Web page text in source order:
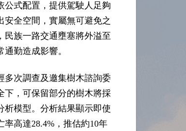
公式配置，提供駕駛人足夠
安全空間，實屬無可避免之
民族一路交通壅塞將外溢至
勤造成影響。
多次調查及邀集樹木諮詢委
下，可保留部分的樹木將採
析模型。分析結果顯示即使
高達28.4%，推估約10年